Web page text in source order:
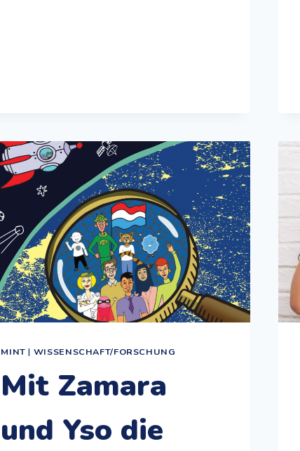
MINT | WISSENSCHAFT/FORSCHUNG
Mit Zamara
und Yso die